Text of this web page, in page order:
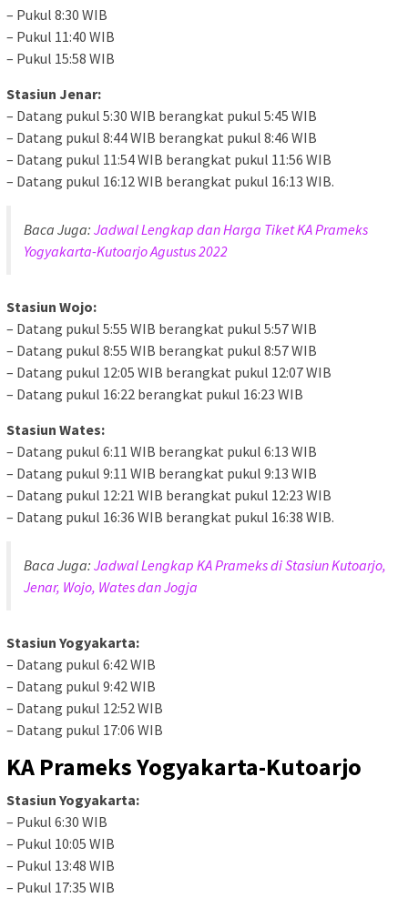
– Pukul 8:30 WIB
– Pukul 11:40 WIB
– Pukul 15:58 WIB
Stasiun Jenar:
– Datang pukul 5:30 WIB berangkat pukul 5:45 WIB
– Datang pukul 8:44 WIB berangkat pukul 8:46 WIB
– Datang pukul 11:54 WIB berangkat pukul 11:56 WIB
– Datang pukul 16:12 WIB berangkat pukul 16:13 WIB.
Baca Juga: Jadwal Lengkap dan Harga Tiket KA Prameks
Yogyakarta-Kutoarjo Agustus 2022
Stasiun Wojo:
– Datang pukul 5:55 WIB berangkat pukul 5:57 WIB
– Datang pukul 8:55 WIB berangkat pukul 8:57 WIB
– Datang pukul 12:05 WIB berangkat pukul 12:07 WIB
– Datang pukul 16:22 berangkat pukul 16:23 WIB
Stasiun Wates:
– Datang pukul 6:11 WIB berangkat pukul 6:13 WIB
– Datang pukul 9:11 WIB berangkat pukul 9:13 WIB
– Datang pukul 12:21 WIB berangkat pukul 12:23 WIB
– Datang pukul 16:36 WIB berangkat pukul 16:38 WIB.
Baca Juga: Jadwal Lengkap KA Prameks di Stasiun Kutoarjo,
Jenar, Wojo, Wates dan Jogja
Stasiun Yogyakarta:
– Datang pukul 6:42 WIB
– Datang pukul 9:42 WIB
– Datang pukul 12:52 WIB
– Datang pukul 17:06 WIB
KA Prameks Yogyakarta-Kutoarjo
Stasiun Yogyakarta:
– Pukul 6:30 WIB
– Pukul 10:05 WIB
– Pukul 13:48 WIB
– Pukul 17:35 WIB